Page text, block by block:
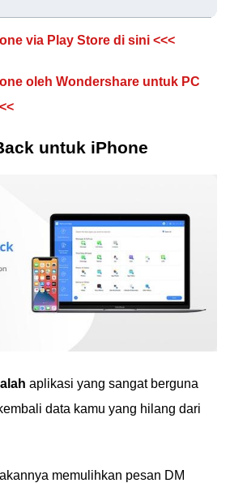
via Play Store di sini <<<
oleh Wondershare untuk PC
untuk iPhone
aplikasi yang sangat berguna
data kamu yang hilang dari
memulihkan pesan DM